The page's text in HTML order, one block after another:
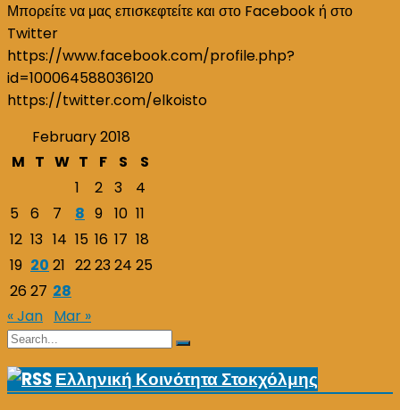
Μπορείτε να μας επισκεφτείτε και στο Facebook ή στο
Twitter
https://www.facebook.com/profile.php?
id=100064588036120
https://twitter.com/elkoisto
February 2018
M T W T F S
S
1
2 3
4
5 6 7 8 9 10 11
12 13 14 15 16 17 18
19 20 21 222324 25
26 27 28
« Jan Mar »
Search
Search
Ελληνική Κοινότητα Στοκχόλμης